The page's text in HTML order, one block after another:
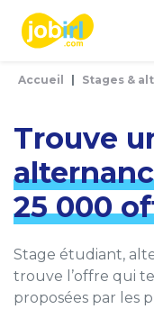
Accueil Stages &
Trouve
25 000
Stage étudiant,
trouve l’offre qui
proposées par les
Panneau de gestion